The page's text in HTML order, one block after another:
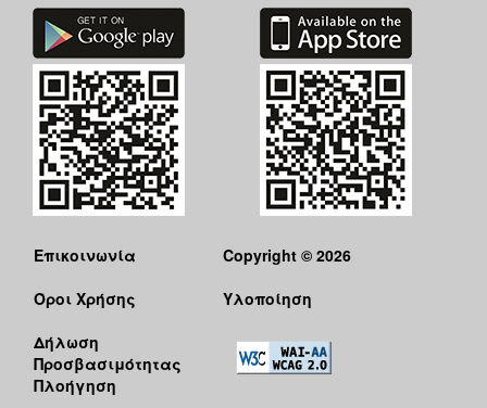
Επικοινωνία
Όροι Χρήσης
Δήλωση
Προσβασιμότητας
Πλοήγηση
Copyright © 2026
Υλοποίηση